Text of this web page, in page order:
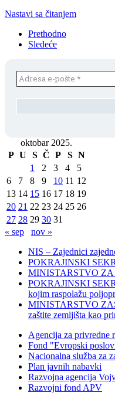
Nastavi sa čitanjem
Prethodno
Sledeće
oktobar 2025.
P U S Č P S N
1
2 3 4
5
6
7 8 9 10 11 12
13 14 15 16 17 18 19
20 21 22 23 24 25 26
27 28 29 30 31
« sep
nov »
NIS – Zajednici
POKRAJINSKI
MINISTARSTVO ZA
POKRAJINSKI
kojim raspolažu
MINISTARSTVO
zaštite zemljišta kao
Agencija za privredne
Fond "Evropski
Nacionalna služba za
Plan javnih nabavki
Razvojna agencija
Razvojni fond APV